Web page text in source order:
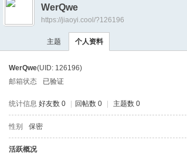
›
WerQwe
https://jiaoyi.cool/?126196
主题 个人资料
WerQwe(UID: 126196)
邮箱状态
已验证
统计信息 好友数 0 回帖数 0 主题数 0
性别 保密
活跃概况